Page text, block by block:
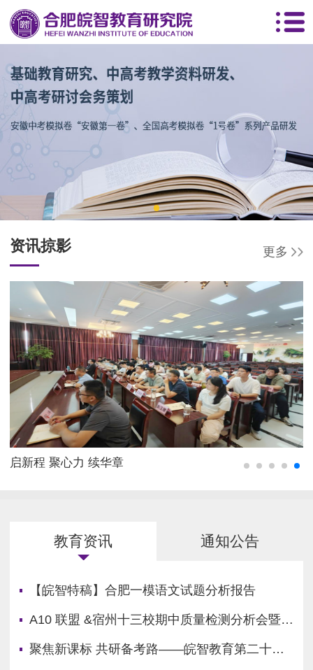
资讯掠影 更多
启新程 聚心力 续华章
教育资讯 通知公告
【皖智特稿】合肥一模语文试题分析报告
A10 联盟 &宿州十三校期中质量检测分析会暨学科素养实践报告会在灵璧中学顺利召开！
聚焦新课标 共研备考路——皖智教育第二十届秋季中考研讨会在合肥顺利召开！